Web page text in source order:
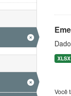
XLSX
Você